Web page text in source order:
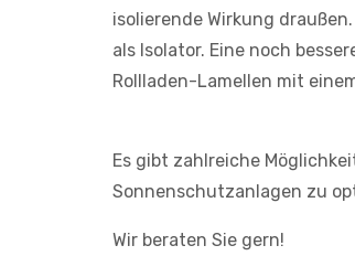
isolierende Wirkung
als Isolator. Eine noch
Rollladen-Lamellen mit
Es gibt zahlreiche
Sonnenschutzanlagen zu
Wir beraten Sie gern!